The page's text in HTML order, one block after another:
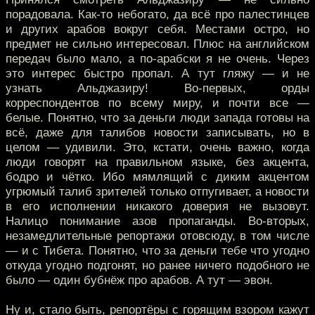
порадовала. Как-то небогато, да всё про палестинцев
и других арабов вокруг себя. Местами остро, но
предмет не сильно интересовал. Плюс на английском
передач было мало, а по-арабски я не очень. Через
это интерес быстро пропал. А тут гляжу — и не
узнать Альджазиру! Во-первых, орды
корреспондентов по всему миру, и почти все —
белые. Понятно, что за деньги люди запада готовы на
всё, даже для талибов новости записывать, но в
целом — удивили. Это, кстати, очень важно, когда
люди говорят на правильном языке, без акцента,
бодро и чётко. Ибо мямлящий с диким акцентом
угрюмый талиб зрителей только отпугивает, а новости
в его исполнении никакого доверия не вызовут.
Налицо понимание азов пропаганды. Во-вторых,
незамедлительные репортажи отовсюду, в том числе
— и с Тибета. Понятно, что за деньги тебе что угодно
откуда угодно подгонят, но ранее ничего подобного не
было — один бубнёж про арабов. А тут — эвон.
Ну и, стало быть, репортёры с горящим взором кажут